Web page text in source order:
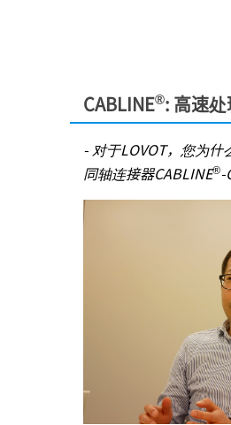
CABLINE®: 高速
- 对于LOVOT，您为什
同轴连接器CABLINE®-